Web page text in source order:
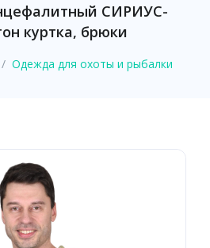
СИРИУС-
куртка, брюки
Одежда для охоты и рыбалки